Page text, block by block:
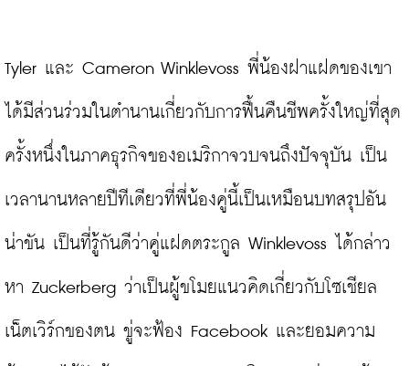
Tyler และ Cameron Winklevoss พี่น้องฝาแฝดของเขา
ได้มีส่วนร่วมในตำนานเกี่ยวกับการฟื้นคืนชีพครั้งใหญ่ที่สุด
ครั้งหนึ่งในภาคธุรกิจของอเมริกาจวบจนถึงปัจจุบัน เป็น
เวลานานหลายปีทีเดียวที่พี่น้องคู่นี้เป็นเหมือนบทสรุปอัน
น่าขัน เป็นที่รู้กันดีว่าคู่แฝดตระกูล Winklevoss ได้กล่าว
หา Zuckerberg ว่าเป็นผู้ขโมยแนวคิดเกี่ยวกับโซเชียล
เน็ตเวิร์กของตน ขู่จะฟ้อง Facebook และยอมความ